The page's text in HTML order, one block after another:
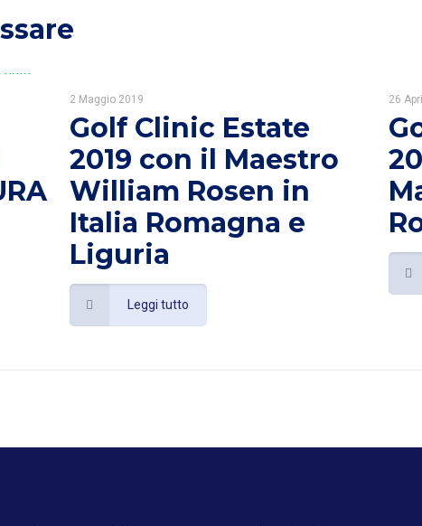
2 Maggio 2019
Golf Clinic Estate
2019 con il Maestro
William Rosen in
Italia Romagna e
Liguria
Leggi tutto
26